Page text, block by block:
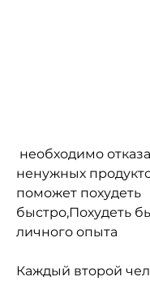
ненужных
поможет похудеть
быстро,Похудеть
личного опыта
Каждый второй